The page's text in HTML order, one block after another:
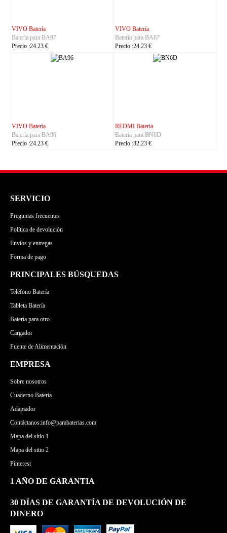
Batería para Titan-P13000
Batería para LT60
Batería para C35
Batería para S7105
SERVICIO
Preguntas frecuentes
Política de devolución
Envíos y entregas
Forma de pago
PRINCIPALES BÚSQUEDAS
Teléfono Batería
Tableta Batería
Batería para otro
Cargador
Fuente de Alimentación
EMPRESA
Sobre nosotros
Cuaderno Batería
Adaptador
Contáctanos:info@parabaterias.com
Mapa del sitio 1
Mapa del sitio 2
Pinterest
1 AÑO DE GARANTIA
30 DÍAS DE GARANTÍA DE DEVOLUCIÓN DE
DINERO